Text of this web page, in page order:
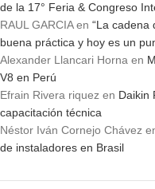
de la 17° Feria & Congreso
RAUL GARCIAen “La cadena
buena práctica y hoy es un
Alexander Llancari Horna en
V8 en Perú
Efrain Rivera riquez en Daikin
capacitación técnica
Néstor Iván Cornejo Chávez
de instaladores en Brasil